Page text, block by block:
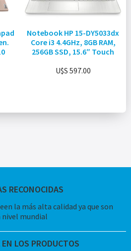
Notebook HP 15-DY5033dx
Core i3 4.4GHz, 8GB RAM,
256GB SSD, 15.6″ Touch
U$S 597.00
RECONOCIDAS
la más alta calidad ya que son
nivel mundial
LOS PRODUCTOS